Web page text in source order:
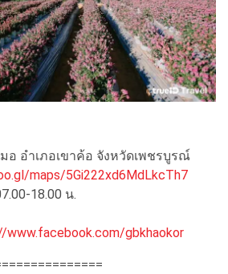
อ อำเภอเขาค้อ จังหวัดเพชรบูรณ์
maps/5Gi222xd6MdLkcTh7
18.00 น.
www.facebook.com/gbkhaokor